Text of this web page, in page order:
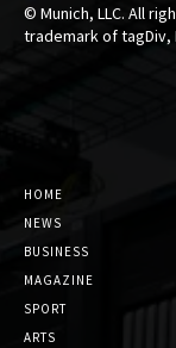
© Munich, LLC. All
trademark of tagDiv,
HOME
NEWS
BUSINESS
MAGAZINE
SPORT
ARTS